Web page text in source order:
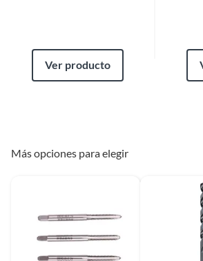
Ver producto
Más opciones para elegir